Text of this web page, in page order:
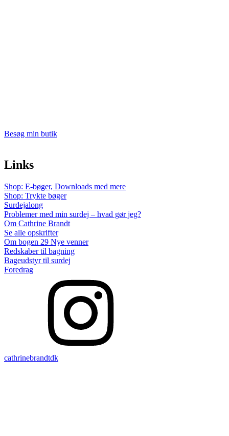
Besøg min butik
Links
Shop: E-bøger, Downloads med mere
Shop: Trykte bøger
Surdejalong
Problemer med min surdej – hvad gør jeg?
Om Cathrine Brandt
Se alle opskrifter
Om bogen 29 Nye venner
Redskaber til bagning
Bageudstyr til surdej
Foredrag
cathrinebrandtdk